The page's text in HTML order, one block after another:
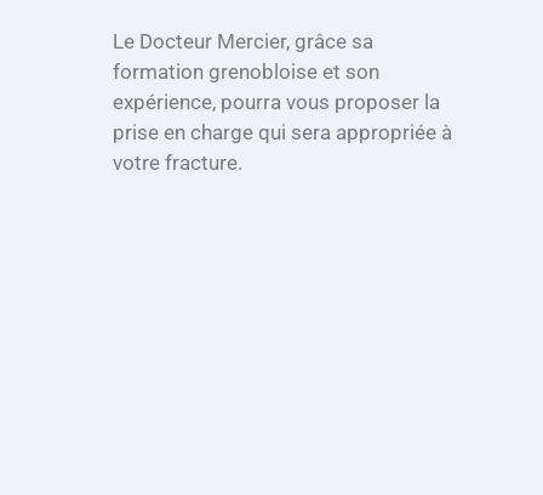
Le Docteur Mercier, grâce sa
formation grenobloise et son
expérience, pourra vous proposer la
prise en charge qui sera appropriée à
votre fracture.